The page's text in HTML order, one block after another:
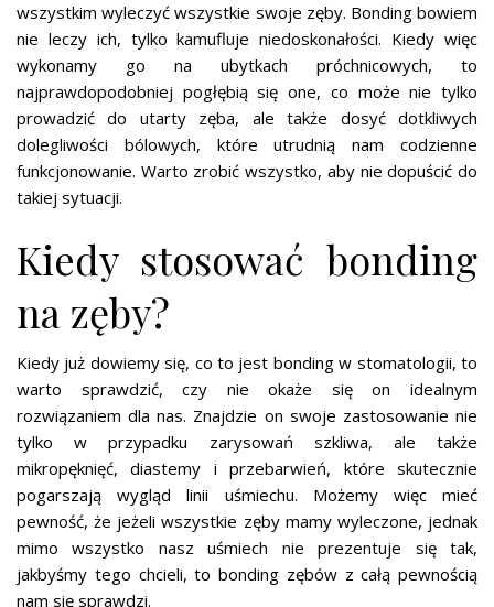
wszystkim wyleczyć wszystkie swoje zęby. Bonding bowiem
nie leczy ich, tylko kamufluje niedoskonałości. Kiedy więc
wykonamy go na ubytkach próchnicowych, to
najprawdopodobniej pogłębią się one, co może nie tylko
prowadzić do utarty zęba, ale także dosyć dotkliwych
dolegliwości bólowych, które utrudnią nam codzienne
funkcjonowanie. Warto zrobić wszystko, aby nie dopuścić do
takiej sytuacji.
Kiedy stosować bonding
na zęby?
Kiedy już dowiemy się, co to jest bonding w stomatologii, to
warto sprawdzić, czy nie okaże się on idealnym
rozwiązaniem dla nas. Znajdzie on swoje zastosowanie nie
tylko w przypadku zarysowań szkliwa, ale także
mikropęknięć, diastemy i przebarwień, które skutecznie
pogarszają wygląd linii uśmiechu. Możemy więc mieć
pewność, że jeżeli wszystkie zęby mamy wyleczone, jednak
mimo wszystko nasz uśmiech nie prezentuje się tak,
jakbyśmy tego chcieli, to bonding zębów z całą pewnością
nam się sprawdzi.